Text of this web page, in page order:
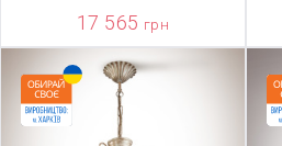
17 565 грн